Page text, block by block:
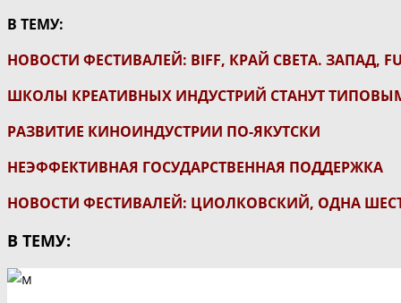
В ТЕМУ:
НОВОСТИ ФЕСТИВАЛЕЙ: BIFF, КРАЙ СВЕТА. ЗАПАД,
ШКОЛЫ КРЕАТИВНЫХ ИНДУСТРИЙ СТАНУТ
РАЗВИТИЕ КИНОИНДУСТРИИ ПО-ЯКУТСКИ
НЕЭФФЕКТИВНАЯ ГОСУДАРСТВЕННАЯ ПОДДЕРЖКА
НОВОСТИ ФЕСТИВАЛЕЙ: ЦИОЛКОВСКИЙ, ОДНА
В ТЕМУ: